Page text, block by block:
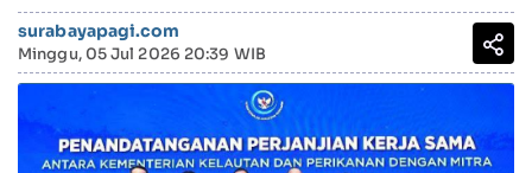
surabayapagi.com
Minggu, 05 Jul 2026 20:39 WIB